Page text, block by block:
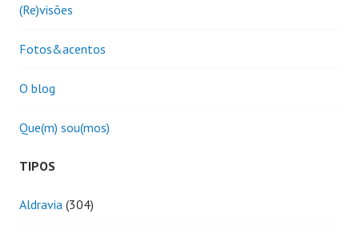
(Re)visões
Fotos&acentos
O blog
Que(m) sou(mos)
TIPOS
Aldravia (304)